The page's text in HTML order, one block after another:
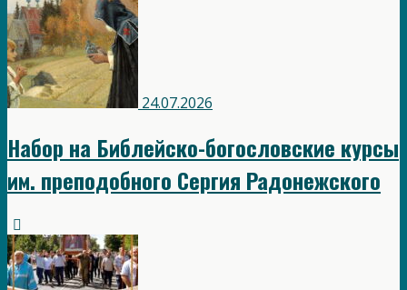
24.07.2026
Набор на Библейско-богословские курсы
им. преподобного Сергия Радонежского